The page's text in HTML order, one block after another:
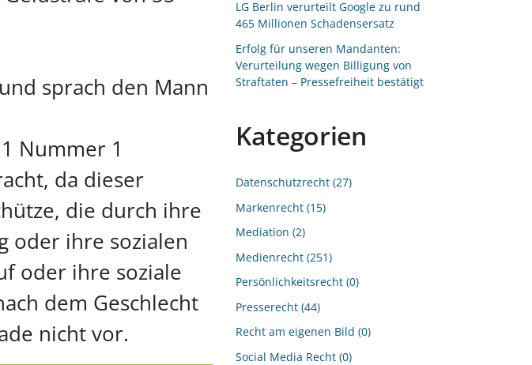
sprach den Mann
Nummer 1
da dieser
die durch ihre
oder ihre sozialen
oder ihre soziale
dem Geschlecht
nicht vor.
LG Berlin verurteilt Google zu rund
465 Millionen Schadensersatz
Erfolg für unseren Mandanten:
Verurteilung wegen Billigung von
Straftaten – Pressefreiheit bestätigt
Kategorien
Datenschutzrecht 27
Markenrecht 15
Mediation 2
Medienrecht 251
Persönlichkeitsrecht 0
Presserecht 44
Recht am eigenen Bild 0
Social Media Recht 0